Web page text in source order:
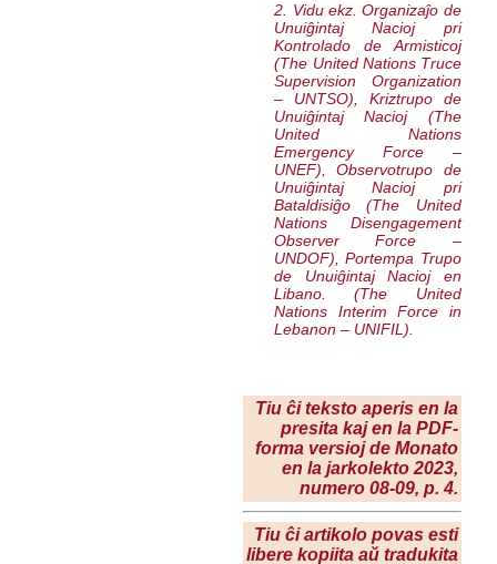
2. Vidu ekz. Organizaĵo de
Unuiĝintaj Nacioj pri
Kontrolado de Armisticoj
(The United Nations Truce
Supervision Organization
– UNTSO), Kriztrupo de
Unuiĝintaj Nacioj (The
United Nations
Emergency Force–
UNEF), Observotrupo de
Unuiĝintaj Nacioj pri
Bataldisiĝo (The United
Nations Disengagement
Observer Force –
UNDOF), Portempa Trupo
de Unuiĝintaj Nacioj en
Libano. (The United
Nations Interim Force in
Lebanon – UNIFIL).
Tiu ĉi teksto aperis en la
presita kaj en la PDF-
forma versioj de Monato
en la jarkolekto 2023,
numero 08-09, p. 4.
Tiu ĉi artikolo povas esti
libere kopiita aŭ tradukita